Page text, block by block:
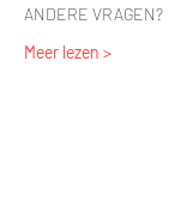
ANDERE VRAGEN?
Meer lezen >